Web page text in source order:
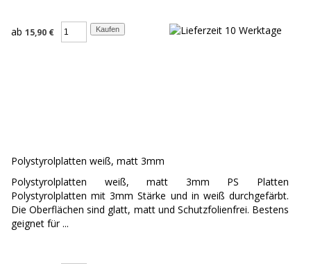
ab 15,90 €
Polystyrolplatten weiß, matt 3mm
Polystyrolplatten weiß, matt 3mm PS Platten
Polystyrolplatten mit 3mm Stärke und in weiß durchgefärbt.
Die Oberflächen sind glatt, matt und Schutzfolienfrei. Bestens
geignet für ...